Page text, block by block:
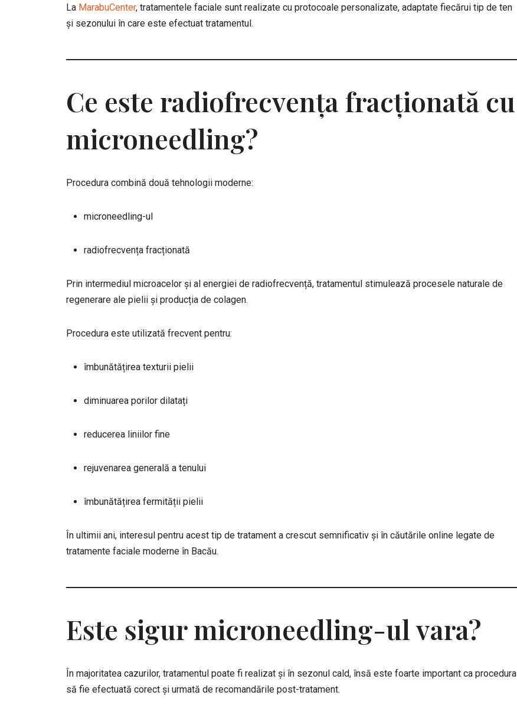
La MarabuCenter, tratamentele faciale sunt realizate cu protocoale personalizate, adaptate fiecărui tip de ten
și sezonului în care este efectuat tratamentul.
Ce este radiofrecvența fracționată cu
microneedling?
Procedura combină două tehnologii moderne:
microneedling-ul
radiofrecvența fracționată
Prin intermediul microacelor și al energiei de radiofrecvență, tratamentul stimulează procesele naturale de
regenerare ale pielii și producția de colagen.
Procedura este utilizată frecvent pentru:
îmbunătățirea texturii pielii
diminuarea porilor dilatați
reducerea liniilor fine
rejuvenarea generală a tenului
îmbunătățirea fermității pielii
În ultimii ani, interesul pentru acest tip de tratament a crescut semnificativ și în căutările online legate de
tratamente faciale moderne în Bacău.
Este sigur microneedling-ul vara?
În majoritatea cazurilor, tratamentul poate fi realizat și în sezonul cald, însă este foarte important ca procedura
să fie efectuată corect și urmată de recomandările post-tratament.